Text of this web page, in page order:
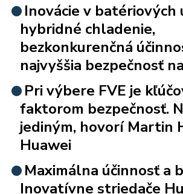
Inovácie v batériových
hybridné chladenie,
bezkonkurenčná
najvyššia bezpečnosť
Pri výbere FVE je
faktorom bezpečnosť.
jediným, hovorí Martin
Huawei
Maximálna účinnosť a
Inovatívne striedače